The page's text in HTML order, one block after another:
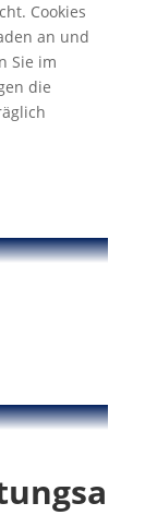
Cookies
an und
Sie im
die